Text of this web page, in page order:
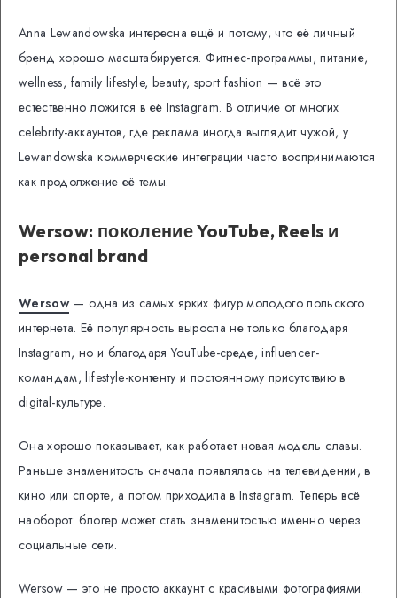
Anna Lewandowska интересна ещё и потому, что её личный
бренд хорошо масштабируется. Фитнес-программы, питание,
wellness, family lifestyle, beauty, sport fashion — всё это
естественно ложится в её Instagram. В отличие от многих
celebrity-аккаунтов, где реклама иногда выглядит чужой, у
Lewandowska коммерческие интеграции часто воспринимаются
как продолжение её темы.
Wersow: поколение YouTube, Reels и
personal brand
Wersow— одна из самых ярких фигур молодого польского
интернета. Её популярность выросла не только благодаря
Instagram, но и благодаря YouTube-среде, influencer-
командам, lifestyle-контенту и постоянному присутствию в
digital-культуре.
Она хорошо показывает, как работает новая модель славы.
Раньше знаменитость сначала появлялась на телевидении, в
кино или спорте, а потом приходила в Instagram. Теперь всё
наоборот: блогер может стать знаменитостью именно через
социальные сети.
Wersow — это не просто аккаунт с красивыми фотографиями.